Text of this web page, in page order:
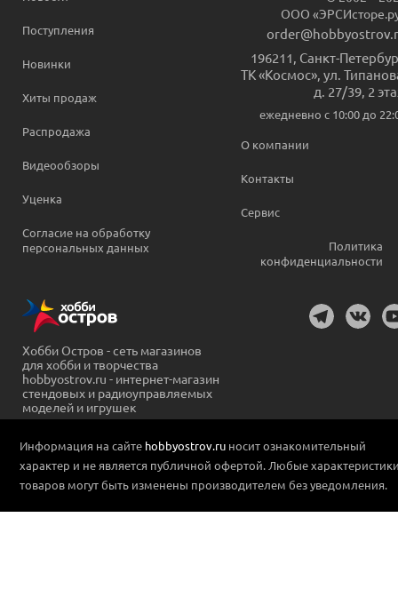
Поступления
Новинки
Хиты продаж
Распродажа
Видеообзоры
Уценка
Согласие на обработку
персональных данных
ООО
196211 Санкт-
ТК «Космос», ул.
д. 27/39, 2
ежедневно c 10:00 до
О компании
Контакты
Сервис
Политика
конфиденциальности
Хобби Остров - сеть магазинов
для хобби и творчества
hobbyostrov.ru - интернет-магазин
стендовых и радиоуправляемых
моделей и игрушек
Информация на сайте hobbyostrov.ru носит ознакомительный
характер и не является публичной офертой. Любые
товаров могут быть изменены производителем без уведомления.